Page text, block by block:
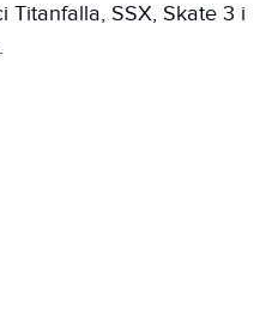
Titanfalla, SSX, Skate 3 i